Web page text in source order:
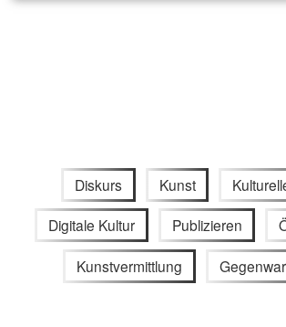
Diskurs Kunst
Digitale Kultur Publizieren
Kunstvermittlung